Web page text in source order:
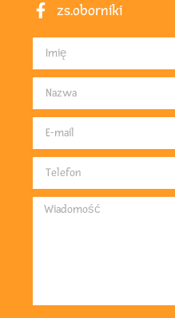
zs.oborniki